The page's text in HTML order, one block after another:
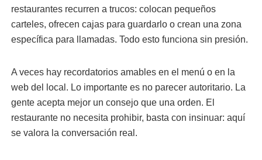
restaurantes recurren a trucos: colocan pequeños
carteles, ofrecen cajas para guardarlo o crean una zona
específica para llamadas. Todo esto funciona sin presión.
A veces hay recordatorios amables en el menú o en la
web del local. Lo importante es no parecer autoritario. La
gente acepta mejor un consejo que una orden. El
restaurante no necesita prohibir, basta con insinuar: aquí
se valora la conversación real.